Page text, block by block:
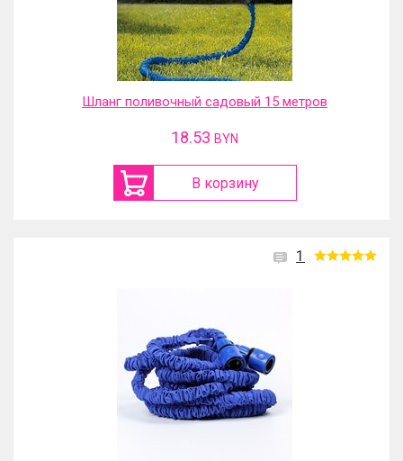
Шланг поливочный садовый 15 метров
18.53 BYN
В корзину
1